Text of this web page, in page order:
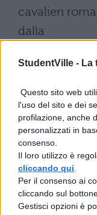
StudentVille - La
Questo sito web
l'uso del sito e dei
profilazione, anche
personalizzati in
consenso.
Il loro utilizzo è
cliccando qui
Per il consenso ai
cliccando sul
Gestisci opzioni è
cavalieri
dalla
plebe nella
Tiberio,
Gaio, che
seguiva le
plebe il primo,
triumviro per
secondo; e